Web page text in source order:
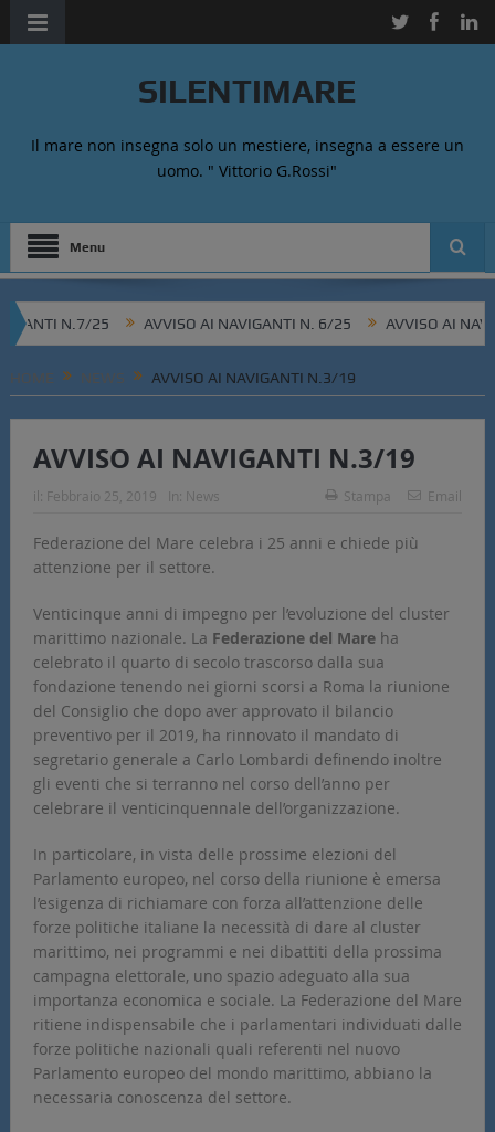
SILENTIMARE
Il mare non insegna solo un mestiere, insegna a essere un
uomo. " Vittorio G.Rossi"
Menu
N.7/25 AVVISO AI NAVIGANTI N. 6/25 AVVISO AI
HOME NEWS AVVISO AI NAVIGANTI N.3/19
AVVISO AI NAVIGANTI N.3/19
il: Febbraio 25, 2019 In: News Stampa Email
Federazione del Mare celebra i 25 anni e chiede più
attenzione per il settore.
Venticinque anni di impegno per l’evoluzione del cluster
marittimo nazionale. La Federazione del Mareha
celebrato il quarto di secolo trascorso dalla sua
fondazione tenendo nei giorni scorsi a Roma la riunione
del Consiglio che dopo aver approvato il bilancio
preventivo per il 2019, ha rinnovato il mandato di
segretario generale a Carlo Lombardi definendo inoltre
gli eventi che si terranno nel corso dell’anno per
celebrare il venticinquennale dell’organizzazione.
In particolare, in vista delle prossime elezioni del
Parlamento europeo, nel corso della riunione è emersa
l’esigenza di richiamare con forza all’attenzione delle
forze politiche italiane la necessità di dare al cluster
marittimo, nei programmi e nei dibattiti della prossima
campagna elettorale, uno spazio adeguato alla sua
importanza economica e sociale. La Federazione del Mare
ritiene indispensabile che i parlamentari individuati dalle
forze politiche nazionali quali referenti nel nuovo
Parlamento europeo del mondo marittimo, abbiano la
necessaria conoscenza del settore.